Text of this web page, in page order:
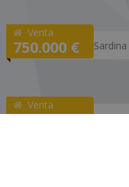
Venta
750.000 €Son Sardina
Venta
529.000 €Cala Major